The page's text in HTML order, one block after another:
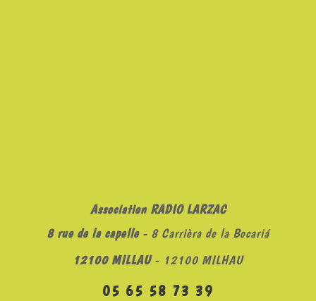
Association RADIO LARZAC
8 rue de la capelle- 8 Carrièra de la Bocariá
12100 MILLAU- 12100 MILHAU
05 65 58 73 39